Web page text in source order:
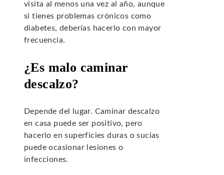
visita al menos una vez al año, aunque
si tienes problemas crónicos como
diabetes, deberías hacerlo con mayor
frecuencia.
¿Es malo caminar
descalzo?
Depende del lugar. Caminar descalzo
en casa puede ser positivo, pero
hacerlo en superficies duras o sucias
puede ocasionar lesiones o
infecciones.